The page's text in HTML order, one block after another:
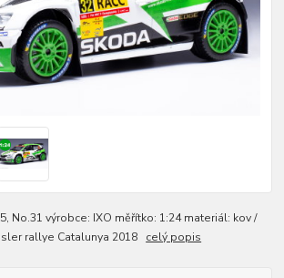
No.31 výrobce: IXO měřítko: 1:24 materiál: kov /
rallye Catalunya 2018 celý popis